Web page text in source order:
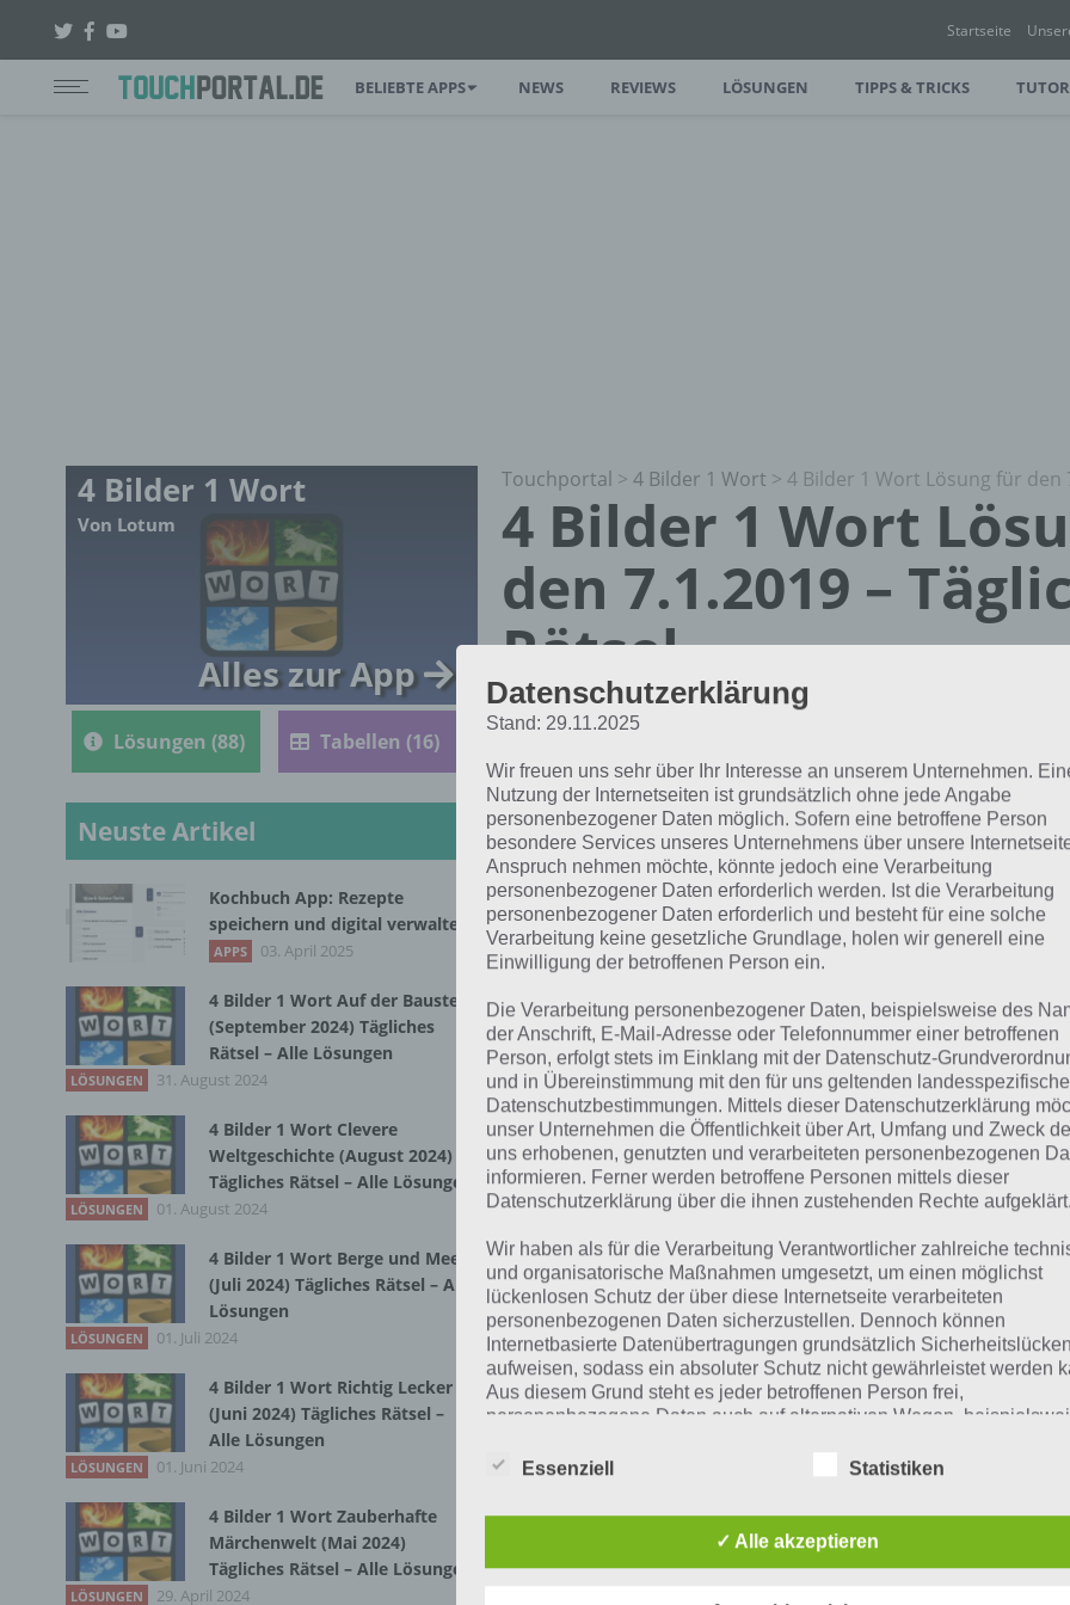
Startseite
BELIEBTE APPS NEWS REVIEWS LÖSUNGEN TIPPS & TRICKS
Touchportal > 4 Bilder 1 Wort > 4 Bilder 1 Wort Lösung für den
4 Bilder 1 Wort
den 7.1.2019 –
Rätsel
Paul Stelzer
21.08.2020
App Empfehlung: IQ Test App
Mit zahlreichen Aufgaben zum Knobeln und Üben
JETZT KOSTENLOS HERUNTERLADEN
Die Lösung für das tägliche Rätsel vom 7.1.2019 zu New
Bilder 1 Wort. Wenn du dort aktuell feststeckst, hier die
FALL
Zur Übersicht der4 Bilder 1 Wort Lösungen zu New York im
Kurze Begriffserklärung zur Lösung Fall
Fall ist die Lösung für das tägliche Rätsel am 7.1.2019 in 4
Bedeutung hat dieses eigentlich und was gibt es dazu zu
zu New York? Zu bestimmten Lösungen präsentieren wir
kurze Begriffserklärung!
Sprechen wir von Fall, so gibt es mehrere Bedeutungen.
Absturz bedeuten, also ein Sturz aus entsprechender Höhe.
der Fall nur aus geringer Höhe ist, ist es bei einem Absturz
Meist immer handelt es sich hierbei um Unfälle,
Bauwerken oder Gerüsten, wenn sich ein Fallschirm nicht
Bergesteigen oder Bergwandern. Welche Folgen ein solcher
von zahlreichen Faktoren ab. Neben der Höhe kommt es
welchem Körperteil man zuerst landet, wie weich oder hart
4 Bilder 1 Wort
Von Lotum
Alles zur App
Lösungen (88) Tabellen (16)
Neuste Artikel
Kochbuch App: Rezepte
speichern und digital verwalten
APPS 03. April 2025
4 Bilder 1 Wort Auf der Baustelle
(September 2024) Tägliches
Rätsel – Alle Lösungen
LÖSUNGEN 31. August 2024
4 Bilder 1 Wort Clevere
Weltgeschichte (August 2024)
Tägliches Rätsel – Alle Lösungen
LÖSUNGEN 01. August 2024
4 Bilder 1 Wort Berge und Meer
(Juli 2024) Tägliches Rätsel – Alle
Lösungen
LÖSUNGEN 01. Juli 2024
4 Bilder 1 Wort Richtig Lecker
(Juni 2024) Tägliches Rätsel –
Alle Lösungen
LÖSUNGEN 01. Juni 2024
4 Bilder 1 Wort Zauberhafte
Märchenwelt (Mai 2024)
Tägliches Rätsel – Alle Lösungen
LÖSUNGEN 29. April 2024
Datenschutzerklärung
Stand: 29.11.2025
Wir freuen uns sehr über Ihr Interesse an unserem Unternehmen.
Nutzung der Internetseiten ist grundsätzlich ohne jede Angabe
personenbezogener Daten möglich. Sofern eine betroffene Person
besondere Services unseres Unternehmens über unsere
Anspruch nehmen möchte, könnte jedoch eine Verarbeitung
personenbezogener Daten erforderlich werden. Ist die Verarbeitung
personenbezogener Daten erforderlich und besteht für eine solche
Verarbeitung keine gesetzliche Grundlage, holen wir generell eine
Einwilligung der betroffenen Person ein.
Die Verarbeitung personenbezogener Daten, beispielsweise des
der Anschrift, E-Mail-Adresse oder Telefonnummer einer betroffenen
Person, erfolgt stets im Einklang mit der Datenschutz-
und in Übereinstimmung mit den für uns geltenden
Datenschutzbestimmungen. Mittels dieser Datenschutzerklärung
unser Unternehmen die Öffentlichkeit über Art, Umfang und Zweck
uns erhobenen, genutzten und verarbeiteten personenbezogenen
informieren. Ferner werden betroffene Personen mittels dieser
Datenschutzerklärung über die ihnen zustehenden Rechte aufgeklärt.
Wir haben als für die Verarbeitung Verantwortlicher zahlreiche
und organisatorische Maßnahmen umgesetzt, um einen möglichst
lückenlosen Schutz der über diese Internetseite verarbeiteten
personenbezogenen Daten sicherzustellen. Dennoch können
Internetbasierte Datenübertragungen grundsätzlich Sicherheitslücken
aufweisen, sodass ein absoluter Schutz nicht gewährleistet werden
Aus diesem Grund steht es jeder betroffenen Person frei,
personenbezogene Daten auch auf alternativen Wegen,
Begriffsbestimmungen
Essenziell Statistiken
✓ Alle akzeptieren